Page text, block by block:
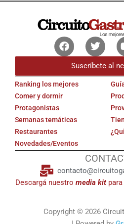
Facebook
Suscríbete al
Ranking los mejores
Comer y dormir
Protagonistas
Semanas temáticas
Restaurantes
Novedades/Eventos
Descargá nuestro media kitpara
Copyright © 2026